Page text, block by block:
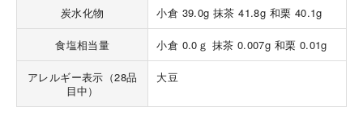
炭水化物 小倉 39.0g 抹茶 41.8g 和栗 40.1g
食塩相当量 小倉 0.0ｇ 抹茶 0.007g 和栗 0.01g
アレルギー表示（28品
目中）
大豆
岳や末広がりを意味す
やつ時」という意味を込
雄大な八ヶ岳山麓の自
れる、こだわりのスイー
Vietnam